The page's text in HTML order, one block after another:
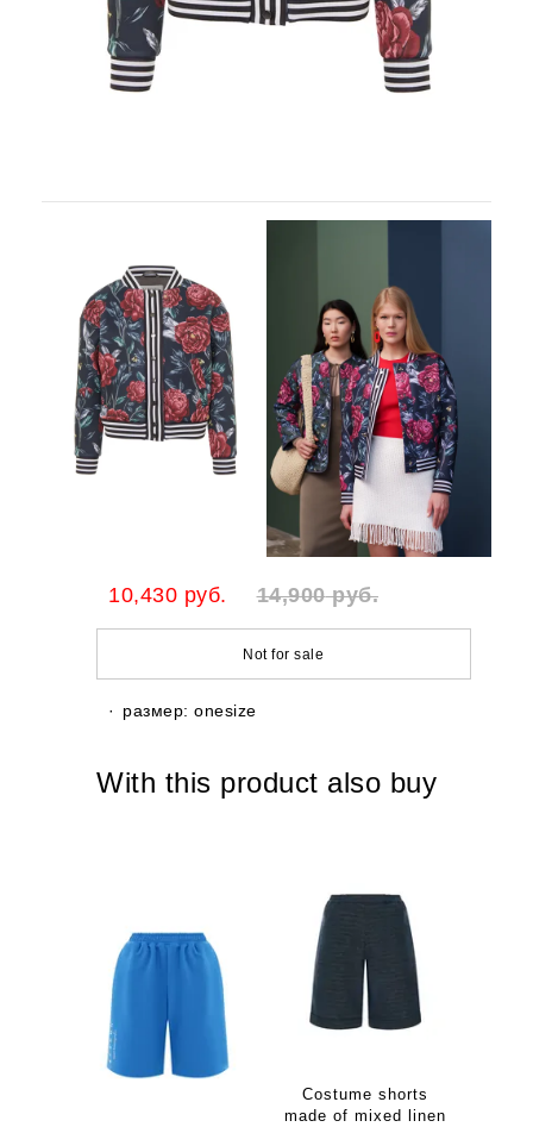
10,430 руб. 14,900 руб.
Not for sale
размер: onesize
With this product also buy
Costume shorts
made of mixed linen